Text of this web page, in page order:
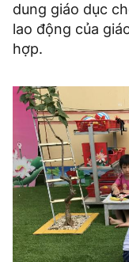
dung giáo dục
lao động của
hợp.